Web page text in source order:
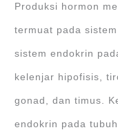
Produksi hormon
termuat pada
sistem endokrin
kelenjar hipofisis,
gonad, dan timus.
endokrin pada